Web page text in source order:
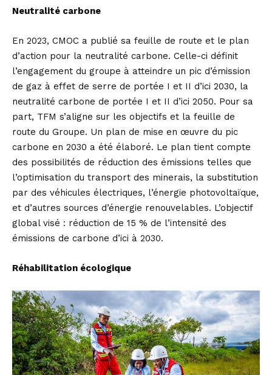
Neutralité carbone
En 2023, CMOC a publié sa feuille de route et le plan
d’action pour la neutralité carbone. Celle-ci définit
l’engagement du groupe à atteindre un pic d’émission
de gaz à effet de serre de portée I et II d’ici 2030, la
neutralité carbone de portée I et II d’ici 2050. Pour sa
part, TFM s’aligne sur les objectifs et la feuille de
route du Groupe. Un plan de mise en œuvre du pic
carbone en 2030 a été élaboré. Le plan tient compte
des possibilités de réduction des émissions telles que
l’optimisation du transport des minerais, la substitution
par des véhicules électriques, l’énergie photovoltaïque,
et d’autres sources d’énergie renouvelables. L’objectif
global visé : réduction de 15 % de l’intensité des
émissions de carbone d’ici à 2030.
Réhabilitation écologique